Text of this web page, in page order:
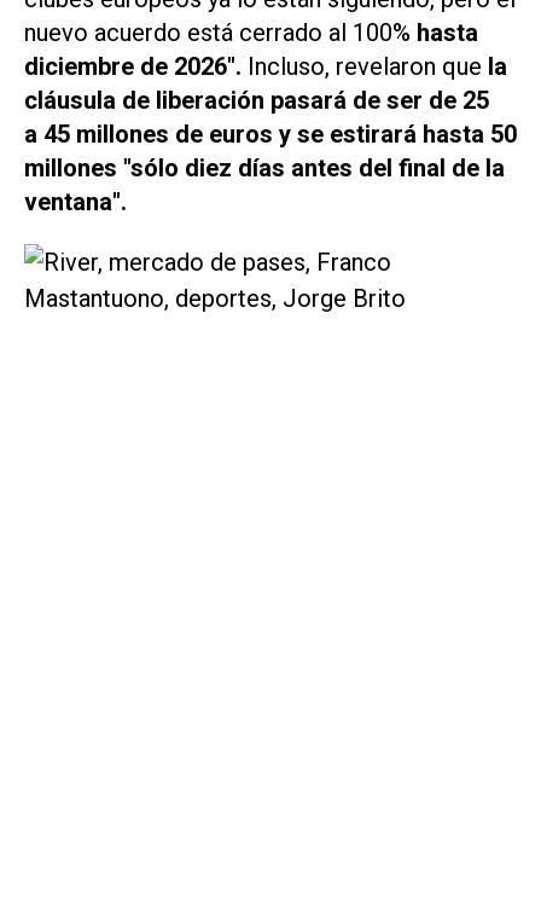
nuevo acuerdo está cerrado al 100% hasta
diciembre de 2026". Incluso, revelaron que la
cláusula de liberación pasará de ser de 25
a 45 millones de euros y se estirará hasta 50
millones "sólo diez días antes del final de la
ventana".